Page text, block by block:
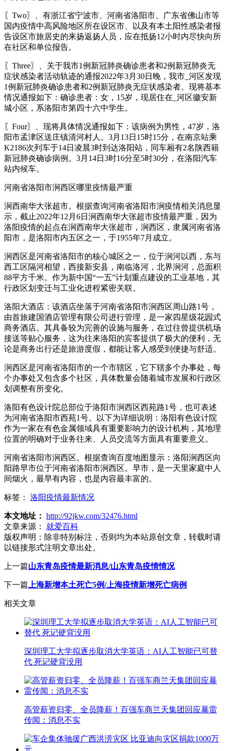
〖Two〗、有浙江省宁波市、河南省洛阳市、广东省佛山市等
国内疫情中高风险地区所在设区市、以及有本土阳性感染者报
告设区市旅居史的来扬返扬人员，应在抵扬12小时内尽快向所
在社区和单位报告。
〖Three〗、关于我市1例新冠肺炎确诊患者和2例新冠肺炎无
症状感染者活动轨迹的通报2022年3月30日晚，我市_河区发现
1例新冠肺炎确诊患者和2例新冠肺炎无症状感染者。现将基本
情况通报如下：确诊患者：女，15岁，现居住在_河区徽安新
城小区，系洛阳市第四十六中学生。
〖Four〗、现将具体情况通报如下：该病例为男性，47岁，洛
阳市孟津区送庄镇清河村人。3月13日15时15分，在南京站乘
K2186次列车于14日凌晨3时到达洛阳站，同车厢有2名陕西籍
新冠肺炎确诊病例。3月14日3时16分至5时30分，在洛阳汽车
站内候车。
河南省洛阳市涧西区哪里疫情最严重
涧西南华大张超市。根据查询河南省洛阳市涧疫情相关消息显
示，截止2022年12月6日涧西南华大张超市疫情最严重，因为
洛阳疫情的起点在涧西南华大张超市，涧西区，隶属河南省洛
阳市，是洛阳市内五区之一，于1955年7月成立。
涧西区是河南省洛阳市的核心城区之一，位于涧河以西，东与
西工区隔河相望，西接新安县，南临洛河，北界涧河，总面积
88平方千米。作为新中国“一五”计划重点建设的工业基地，其
行政区划变迁与工业化进程紧密关联。
洛阳大酒店：该酒店坐落于河南省洛阳市涧西区周山路1号，
由首旅建国酒店管理有限公司进行管理，是一家四星级花园式
商务酒店。其具备较为完善的设施与服务，在过往曾提供机场
接送等贴心服务，这为往来洛阳的宾客提供了极大的便利，无
论是商务出行还是旅游度假，都能让客人感受到便捷与舒适。
涧西区是河南省洛阳市的一个市辖区，它下辖多个办事处，每
个办事处又包含多个社区，具体数量会随着城市发展和行政区
划调整有所变化。
洛阳有色设计院总部位于洛阳市涧西区西苑路1号，也可表述
为河南省洛阳市西苑1号。以下为详细说明：洛阳有色设计院
作为一家在有色金属领域具有重要影响力的设计机构，其地理
位置的明确对于业务往来、人员交流等方面具有重要意义。
河南省洛阳市涧西区。根据查询百度地图显示：洛阳涧西区向
阳路早市位于河南省洛阳市涧西区。早市，是一天里家庭中人
间烟火，最早有内容，也是内容最丰富的。
标签： 洛阳疫情最新情况
本文地址： http://92jkw.com/32476.html
文章来源：
就爱百科
版权声明： 除非特别标注，否则均为本站原创文章，转载时请
以链接形式注明文章出处。
上一篇山东青岛疫情最新消息/山东青岛疫情情况
下一篇 上海新增本土死亡5例/上海疫情新增死亡病例
相关文章
深圳理工大学拟逐步取消大学英语：AI人工智能已可替
代 死记硬背没用
高管薪资归零、全员降薪！百强车商兰天集团回应暴雷
传闻：消息不实